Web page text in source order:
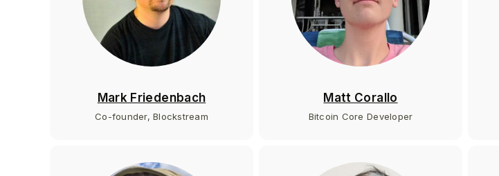
Mark Friedenbach
Co-founder, Blockstream
Matt Corallo
Bitcoin Core Developer